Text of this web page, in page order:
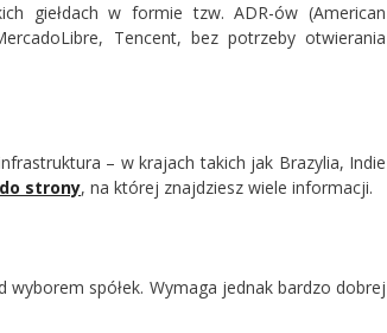
giełdach w formie tzw. ADR-ów (American
Tencent, bez potrzeby otwierania
– w krajach takich jak Brazylia, Indie
strony, na której znajdziesz wiele informacji.
spółek. Wymaga jednak bardzo dobrej